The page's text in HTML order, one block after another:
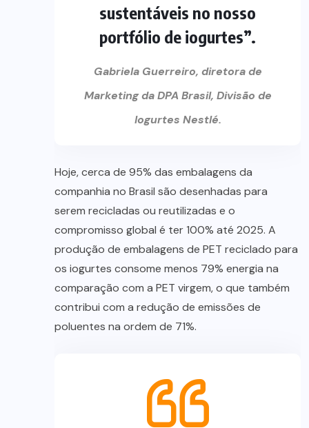
sustentáveis no nosso
portfólio de iogurtes”.
Gabriela Guerreiro, diretora de
Marketing da DPA Brasil, Divisão de
Iogurtes Nestlé.
Hoje, cerca de 95% das embalagens da
companhia no Brasil são desenhadas para
serem recicladas ou reutilizadas e o
compromisso global é ter 100% até 2025. A
produção de embalagens de PET reciclado para
os iogurtes consome menos 79% energia na
comparação com a PET virgem, o que também
contribui com a redução de emissões de
poluentes na ordem de 71%.